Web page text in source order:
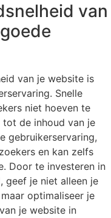
van
van je website is
Snelle
niet hoeven te
de inhoud van je
gebruikerservaring,
en kan zelfs
Door te investeren in
geef je niet alleen je
optimaliseer je
je website in